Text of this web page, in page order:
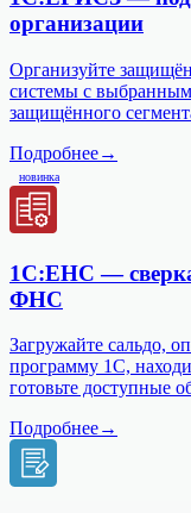
организации
Организуйте
системы с
защищённого
Подробнее→
новинка
1С:ЕНС — сверка
ФНС
Загружайте сальдо,
программу 1С,
готовьте доступные
Подробнее→